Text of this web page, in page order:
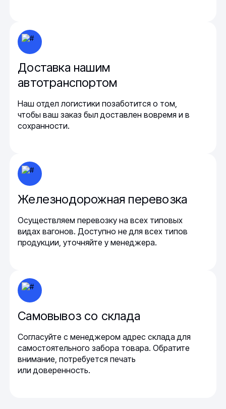
Доставка нашим
автотранспортом
Наш отдел логистики позаботится о том,
чтобы ваш заказ был доставлен вовремя и в
сохранности.
Железнодорожная перевозка
Осуществляем перевозку на всех типовых
видах вагонов. Доступно не для всех типов
продукции, уточняйте у менеджера.
Самовывоз со склада
Согласуйте с менеджером адрес склада для
самостоятельного забора товара. Обратите
внимание, потребуется печать
или доверенность.